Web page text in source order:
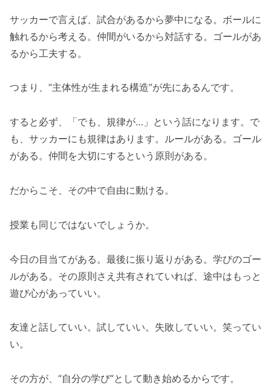
サッカーで言えば、試合があるから夢中になる。ボールに
触れるから考える。仲間がいるから対話する。ゴールがあ
るから工夫する。
つまり、“主体性が生まれる構造”が先にあるんです。
すると必ず、「でも、規律が…」という話になります。で
も、サッカーにも規律はあります。ルールがある。ゴール
がある。仲間を大切にするという原則がある。
だからこそ、その中で自由に動ける。
授業も同じではないでしょうか。
今日の目当てがある。最後に振り返りがある。学びのゴー
ルがある。その原則さえ共有されていれば、途中はもっと
遊び心があっていい。
友達と話していい。試していい。失敗していい。笑ってい
い。
その方が、“自分の学び”として動き始めるからです。